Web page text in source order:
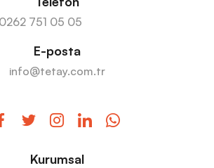
0262 751 05 05
E-posta
info@tetay.com.tr
Kurumsal